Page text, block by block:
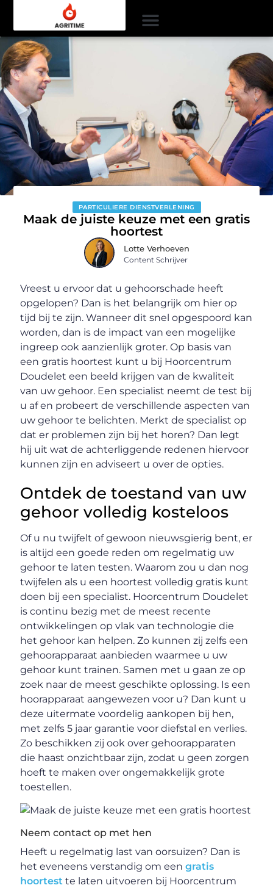
PARTICULIERE DIENSTVERLENING
Maak de juiste keuze met een gratis
hoortest
Lotte Verhoeven
Content Schrijver
Vreest u ervoor dat u gehoorschade heeft
opgelopen? Dan is het belangrijk om hier op
tijd bij te zijn. Wanneer dit snel opgespoord kan
worden, dan is de impact van een mogelijke
ingreep ook aanzienlijk groter. Op basis van
een gratis hoortest kunt u bij Hoorcentrum
Doudelet een beeld krijgen van de kwaliteit
van uw gehoor. Een specialist neemt de test bij
u af en probeert de verschillende aspecten van
uw gehoor te belichten. Merkt de specialist op
dat er problemen zijn bij het horen? Dan legt
hij uit wat de achterliggende redenen hiervoor
kunnen zijn en adviseert u over de opties.
Ontdek de toestand van uw
gehoor volledig kosteloos
Of u nu twijfelt of gewoon nieuwsgierig bent, er
is altijd een goede reden om regelmatig uw
gehoor te laten testen. Waarom zou u dan nog
twijfelen als u een hoortest volledig gratis kunt
doen bij een specialist. Hoorcentrum Doudelet
is continu bezig met de meest recente
ontwikkelingen op vlak van technologie die
het gehoor kan helpen. Zo kunnen zij zelfs een
gehoorapparaat aanbieden waarmee u uw
gehoor kunt trainen. Samen met u gaan ze op
zoek naar de meest geschikte oplossing. Is een
hoorapparaat aangewezen voor u? Dan kunt u
deze uitermate voordelig aankopen bij hen,
met zelfs 5 jaar garantie voor diefstal en verlies.
Zo beschikken zij ook over gehoorapparaten
die haast onzichtbaar zijn, zodat u geen zorgen
hoeft te maken over ongemakkelijk grote
toestellen.
Neem contact op met hen
Heeft u regelmatig last van oorsuizen? Dan is
het eveneens verstandig om eengratis
hoortest te laten uitvoeren bij Hoorcentrum